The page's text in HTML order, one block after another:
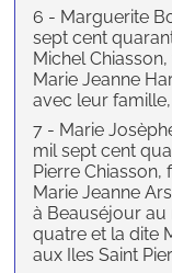
6 - Marguerite
sept cent
Michel
Marie Jeanne
avec leur famille,
7 - Marie
mil sept cent
Pierre Chiasson,
Marie Jeanne
à Beauséjour
quatre et la dite
aux Iles Saint